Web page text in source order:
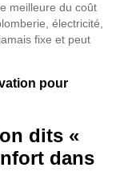
meilleure du coût
électricité,
fixe et peut
pour
dits «
dans